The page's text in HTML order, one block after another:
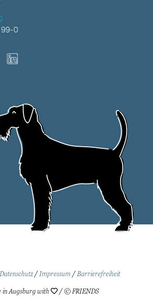
99-0
Datenschutz/ Impressum / Barrierefreiheit
in Augsburg with / © FRIENDS